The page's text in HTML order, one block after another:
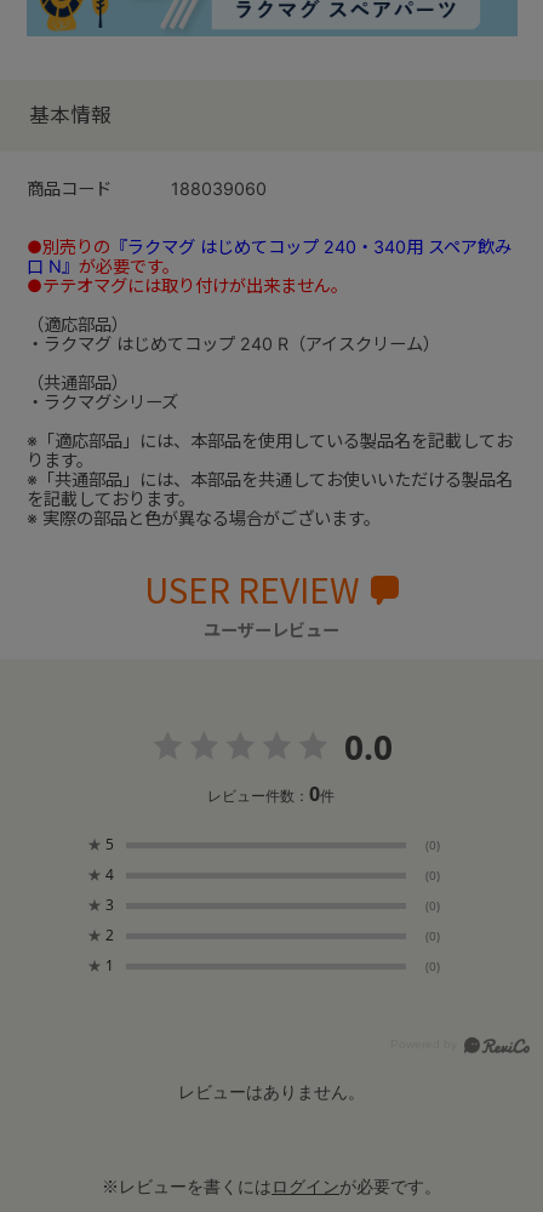
基本情報
商品コード 188039060
●別売りの 『ラクマグ はじめてコップ 240・340用 スペア飲み
口 N』 が必要です。
●テテオマグには取り付けが出来ません。
（適応部品）
・ラクマグ はじめてコップ 240 R（アイスクリーム）
（共通部品）
・ラクマグシリーズ
※「適応部品」には、本部品を使用している製品名を記載してお
ります。
※「共通部品」には、本部品を共通してお使いいただける製品名
を記載しております。
※ 実際の部品と色が異なる場合がございます。
USER REVIEW
ユーザーレビュー
0.0
レビュー件数：0件
★ 5 (0)
★ 4 (0)
★ 3 (0)
★ 2 (0)
★ 1 (0)
レビューはありません。
※レビューを書くにはログインが必要です。